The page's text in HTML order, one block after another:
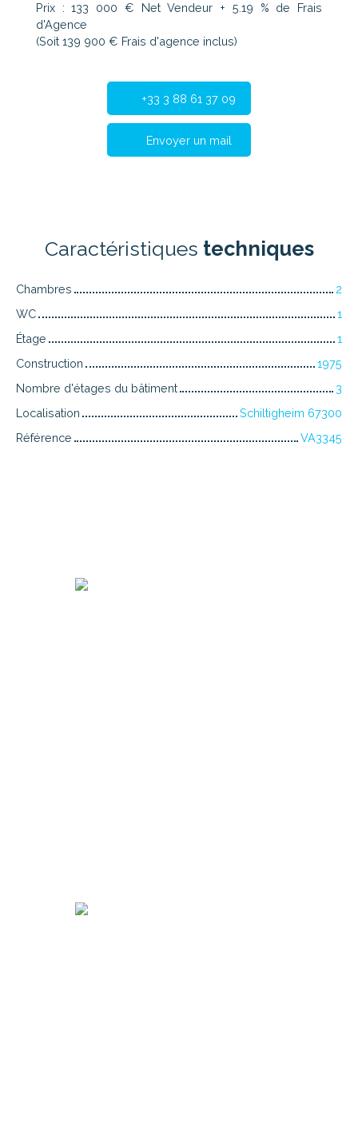
Prix : 133 000 € Net Vendeur + 5.19 % de Frais
d'Agence
(Soit 139 900 € Frais d'agence inclus)
+33 3 88 61 37 09
Envoyer un mail
Caractéristiques techniques
Chambres
2
WC
1
Étage
1
Construction
1975
Nombre d'étages du bâtiment
3
Localisation
Schiltigheim 67300
Référence
VA3345